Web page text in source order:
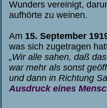
Wunders vereinigt,
aufhörte zu weinen.
Am 15. September
was sich zugetragen
„Wir alle sahen, daß
war mehr als sonst
und dann in Richtung
Ausdruck eines